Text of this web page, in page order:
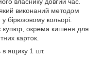
виконаний методом
бірюзовому кольорі.
купюр, окрема кишеня для
карток.
в ящику 1 шт.